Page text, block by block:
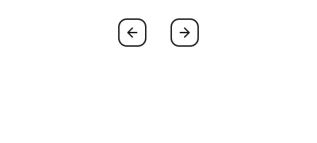
FöregåendeNästa